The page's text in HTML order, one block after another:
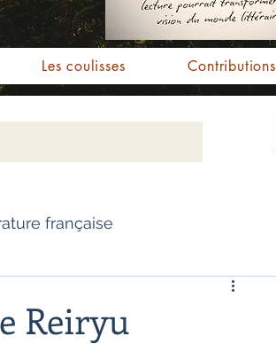
Les coulisses Contributions
française
Reiryu